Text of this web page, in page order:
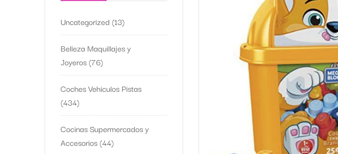
Uncategorized 13
Belleza Maquillajes y
Joyeros 76
Coches Vehiculos Pistas
434
Cocinas Supermercados y
Accesorios 44